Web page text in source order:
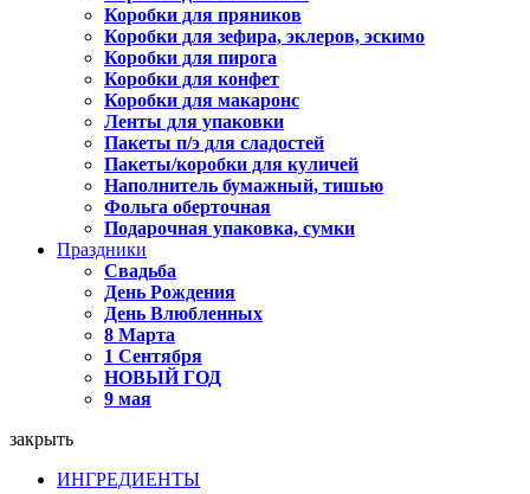
Коробки для пряников
Коробки для зефира, эклеров, эскимо
Коробки для пирога
Коробки для конфет
Коробки для макаронс
Ленты для упаковки
Пакеты п/э для сладостей
Пакеты/коробки для куличей
Наполнитель бумажный, тишью
Фольга оберточная
Подарочная упаковка, сумки
Праздники
Свадьба
День Рождения
День Влюбленных
8 Марта
1 Сентября
НОВЫЙ ГОД
9 мая
закрыть
ИНГРЕДИЕНТЫ